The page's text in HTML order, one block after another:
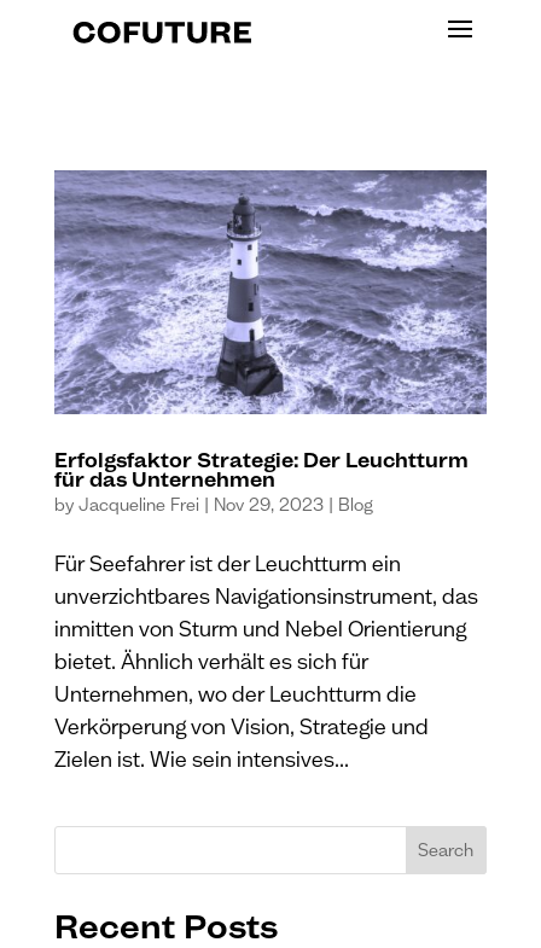
Erfolgsfaktor Strategie: Der Leuchtturm
für das Unternehmen
by Jacqueline Frei | Nov 29, 2023| Blog
Für Seefahrer ist der Leuchtturm ein
unverzichtbares Navigationsinstrument, das
inmitten von Sturm und Nebel Orientierung
bietet. Ähnlich verhält es sich für
Unternehmen, wo der Leuchtturm die
Verkörperung von Vision, Strategie und
Zielen ist. Wie sein intensives...
Search
Recent Posts